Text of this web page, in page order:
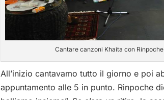
Cantare canzoni Khaita con
All’inizio cantavamo tutto il giorno e poi
appuntamento alle 5 in punto. Rinpoche